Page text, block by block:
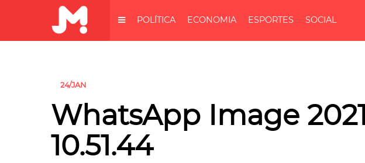
POLÍTICA ECONOMIA ESPORTES SOCIAL
24/JAN
WhatsApp Image
10.51.44